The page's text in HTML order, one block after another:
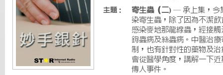
主題： 寄生蟲（二) — 承上集，今
染寄生蟲，除了因為不潔
感染麥地那龍線蟲，經接
鉤蟲病及絲蟲病。中醫治
制，也有針對性的藥物及
會從醫學角度，講解一下
傳人事件。